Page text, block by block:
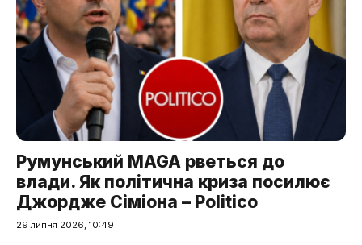
Румунський MAGA рветься до
влади. Як політична криза посилює
Джордже Сіміона – Politico
29 липня 2026, 10:49